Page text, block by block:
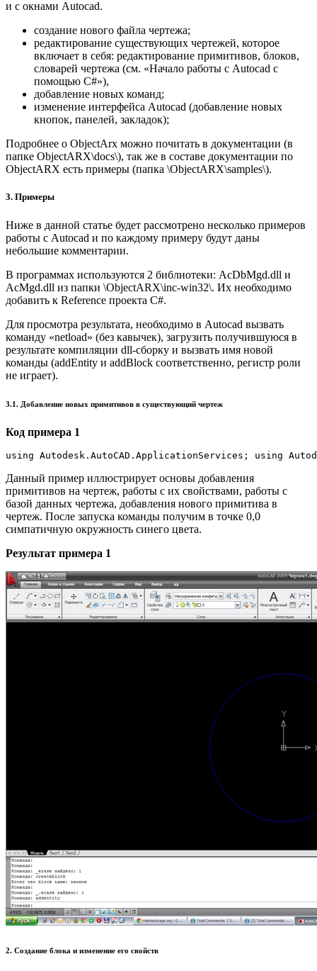
и с окнами Autocad.
создание нового файла чертежа;
редактирование существующих чертежей, которое
включает в себя: редактирование примитивов, блоков,
словарей чертежа (см. «Начало работы с Autocad с
помощью C#»),
добавление новых команд;
изменение интерфейса Autocad (добавление новых
кнопок, панелей, закладок);
Подробнее о ObjectArx можно почитать в документации (в
папке ObjectARX\docs\), так же в составе документации по
ObjectARX есть примеры (папка \ObjectARX\samples\).
3. Примеры
Ниже в данной статье будет рассмотрено несколько примеров
работы с Autocad и по каждому примеру будут даны
небольшие комментарии.
В программах используются 2 библиотеки: AcDbMgd.dll и
AcMgd.dll из папки \ObjectARX\inc-win32\. Их необходимо
добавить к Reference проекта C#.
Для просмотра результата, необходимо в Autocad вызвать
команду «netload» (без кавычек), загрузить получившуюся в
результате компиляции dll-сборку и вызвать имя новой
команды (addEntity и addBlock соответственно, регистр роли
не играет).
3.1. Добавление новых примитивов в существующий чертеж
Код примера 1
using Autodesk.AutoCAD.ApplicationServices; using
Данный пример иллюстрирует основы добавления
примитивов на чертеж, работы с их свойствами, работы с
базой данных чертежа, добавления нового примитива в
чертеж. После запуска команды получим в точке 0,0
симпатичную окружность синего цвета.
Результат примера 1
2. Создание блока и изменение его свойств